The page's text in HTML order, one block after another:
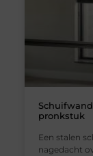
pronkstuk
Een stalen
nagedacht